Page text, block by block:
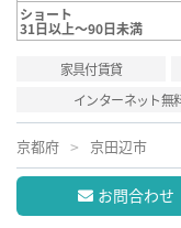
ショート
31日以上～90日未満
家具付賃貸
インターネット無
京都府 京田辺市
お問合わせ